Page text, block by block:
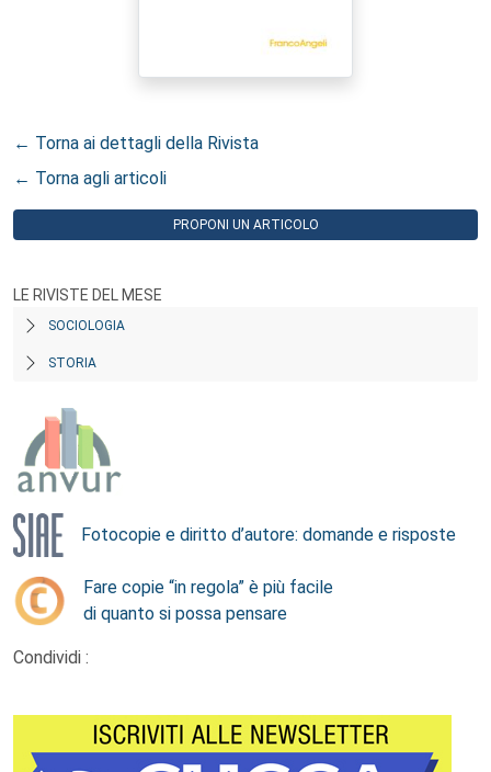
← Torna ai dettagli della Rivista
← Torna agli articoli
PROPONI UN ARTICOLO
LE RIVISTE DEL MESE
SOCIOLOGIA
STORIA
Fotocopie e diritto d’autore: domande e risposte
Fare copie “in regola” è più facile
di quanto si possa pensare
Condividi :